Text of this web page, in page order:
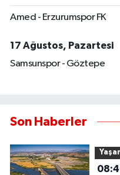
Amed - Erzurumspor FK
17 Ağustos, Pazartesi
Samsunspor - Göztepe
Son Haberler